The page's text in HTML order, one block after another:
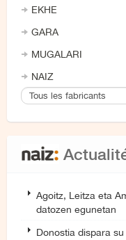
EKHE
GARA
MUGALARI
NAIZ
Agoitz, Leitza eta
datozen egunetan
Donostia dispara